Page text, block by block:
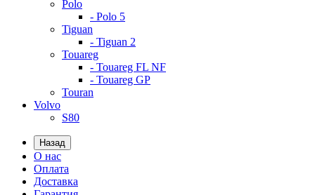
Polo
- Polo 5
Tiguan
- Tiguan 2
Touareg
- Touareg FL NF
- Touareg GP
Touran
Volvo
S80
Назад
О нас
Оплата
Доставка